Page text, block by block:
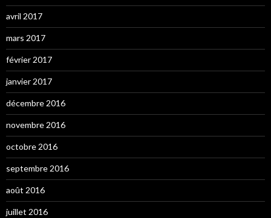
avril 2017
mars 2017
février 2017
janvier 2017
décembre 2016
novembre 2016
octobre 2016
septembre 2016
août 2016
juillet 2016